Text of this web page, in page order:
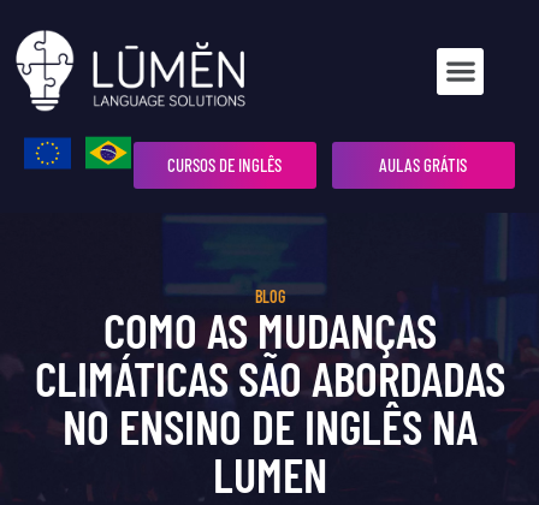
CURSOS DE INGLÊS AULAS GRÁTIS
BLOG
COMO AS MUDANÇAS
CLIMÁTICAS SÃO ABORDADAS
NO ENSINO DE INGLÊS NA
LUMEN